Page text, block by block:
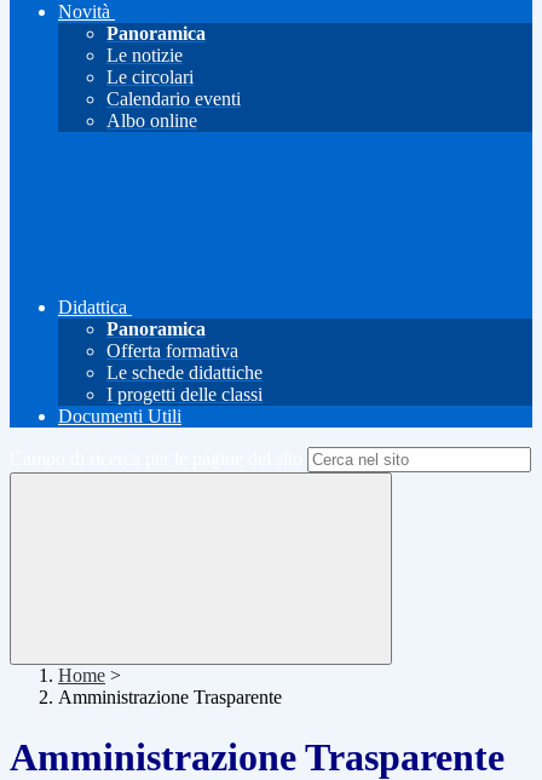
Novità
Panoramica
Le notizie
Le circolari
Calendario eventi
Albo online
Didattica
Panoramica
Offerta formativa
Le schede didattiche
I progetti delle classi
Documenti Utili
Home >
Amministrazione Trasparente
Amministrazione Trasparente